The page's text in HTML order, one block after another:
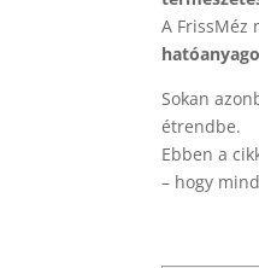
A FrissMéz
Sokan
étrendbe.
Ebben a
– hogy